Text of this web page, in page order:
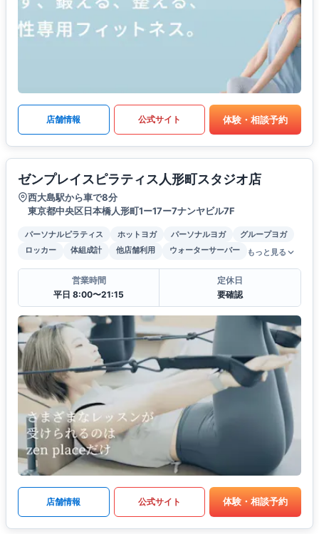
店舗情報 公式サイト 体験・相談予約
ゼンプレイスピラティス人形町スタジオ店
西大島駅から車で8分
東京都中央区日本橋人形町1ー17ー7ナンヤビル7F
パーソナルピラティス ホットヨガ パーソナルヨガ
グループヨガ
ロッカー
体組成計 他店舗利用 ウォーターサーバー もっと見る
営業時間
平日 8:00〜21:15
定休日
要確認
店舗情報 公式サイト 体験・相談予約